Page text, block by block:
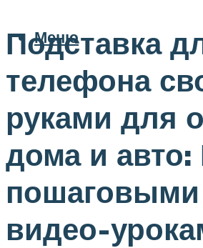
Меню
Подставка
телефона
руками для
дома и
видео-